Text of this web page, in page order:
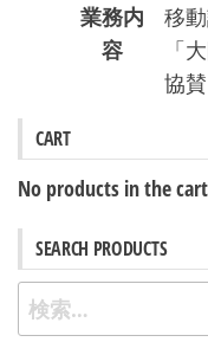
業務内
容
移
「
協賛
CART
No products in the
SEARCH PRODUCTS
検
索: